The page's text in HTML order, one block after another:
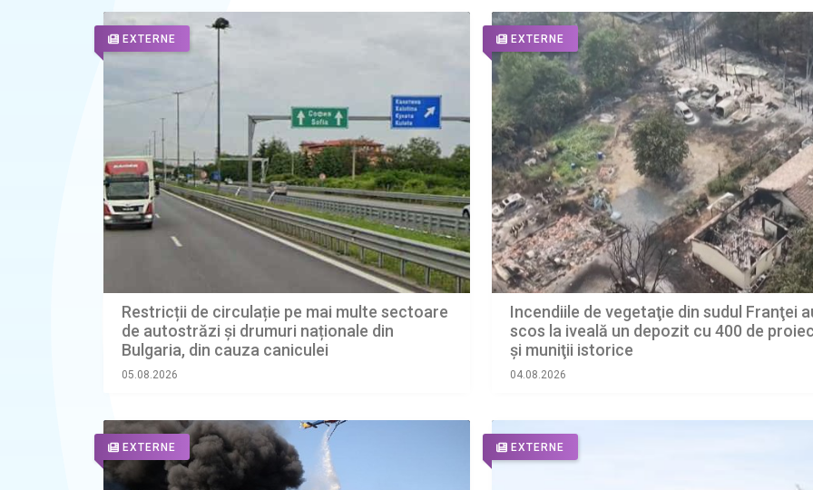
EXTERNE
Restricții de circulație pe mai multe sectoare
de autostrăzi și drumuri naționale din
Bulgaria, din cauza caniculei
05.08.2026
EXTERNE
Incendiile de vegetaţie din sudul Franţei
scos la iveală un depozit cu 400 de
şi muniţii istorice
04.08.2026
EXTERNE EXTERNE